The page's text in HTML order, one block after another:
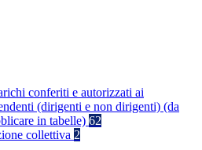
conferiti e autorizzati ai
(dirigenti e non dirigenti) (da
in tabelle) 62
collettiva 2